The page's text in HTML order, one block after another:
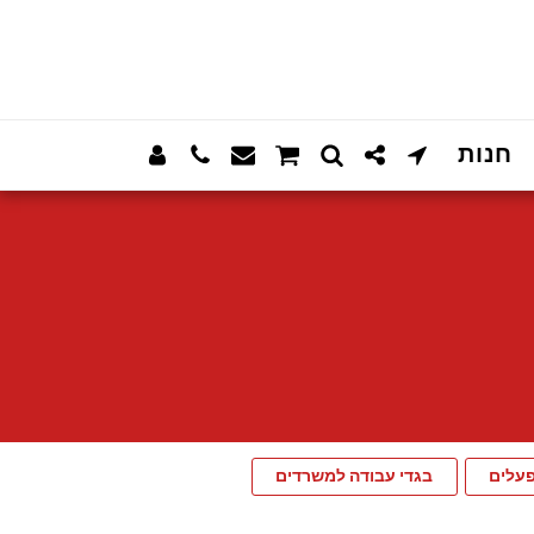
חנות
בגדי עבודה למשרדים